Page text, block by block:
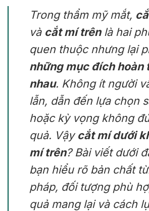
Trong thẩm mỹ mắt,
và cắt mí trênlà hai
quen thuộc nhưng lại
những mục đích hoàn
nhau. Không ít người
lẫn, dẫn đến lựa chọn
hoặc kỳ vọng không
quả. Vậycắt mí dưới
mí trên? Bài viết dưới
bạn hiểu rõ bản chất
pháp, đối tượng phù
quả mang lại và cách